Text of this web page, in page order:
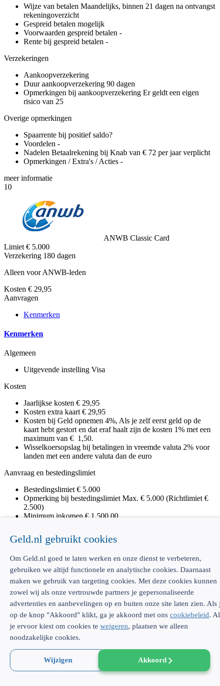
Wijze van betalen Maandelijks, binnen 21 dagen na ontvangst
rekeningoverzicht
Gespreid betalen mogelijk
Voorwaarden gespreid betalen -
Rente bij gespreid betalen -
Verzekeringen
Aankoopverzekering
Duur aankoopverzekering 90 dagen
Opmerkingen bij aankoopverzekering Er geldt een eigen
risico van 25
Overige opmerkingen
Spaarrente bij positief saldo?
Voordelen -
Nadelen Betaalrekening bij Knab van € 72 per jaar verplicht
Opmerkingen / Extra's / Acties -
meerinformatie
10
ANWB Classic Card
Limiet € 5.000
Verzekering 180 dagen
Alleen voor ANWB-leden
Kosten € 29,95
Aanvragen
Kenmerken
Kenmerken
Algemeen
Uitgevende instelling Visa
Kosten
Jaarlijkse kosten € 29,95
Kosten extra kaart € 29,95
Kosten bij Geld opnemen 4%, Als je zelf eerst geld op de
kaart hebt gestort en dat eraf haalt zijn de kosten 1% met een
maximum van € 1,50.
Wisselkoersopslag bij betalingen in vreemde valuta 2% voor
landen met een andere valuta dan de euro
Aanvraag en bestedingslimiet
Bestedingslimiet € 5.000
Opmerking bij bestedingslimiet Max. € 5.000 (Richtlimiet €
2.500)
Minimum inkomen€ 1.500,00
Betalingen
Wijze van betalenMaandelijks, binnen 21 dagen na ontvangst
rekeningoverzicht
Gespreid betalen mogelijk
Voorwaarden gespreid betalen-
Rente bij gespreid betalen-
Aankoopverzekering
Duur aankoopverzekering
risico van 25. Maximaal 50.000 in totaal
Overige opmerkingen
Geld.nl gebruikt cookies
Om Geld.nl goed te laten werken en onze dienst te verbeteren,
gebruiken we altijd functionele en analytische cookies. Daarnaast
maken we gebruik van targeting cookies. Met deze cookies kunnen
zowel wij als onze vertrouwde partners je gepersonaliseerde
advertenties en aanbevelingen op en buiten onze site laten zien. Als
op de knop "Akkoord" klikt, ga je akkoord met ons cookiebeleid.
je ervoor kiest om cookies te weigeren, plaatsen we alleen
noodzakelijke cookies.
Wijzigen Akkoord